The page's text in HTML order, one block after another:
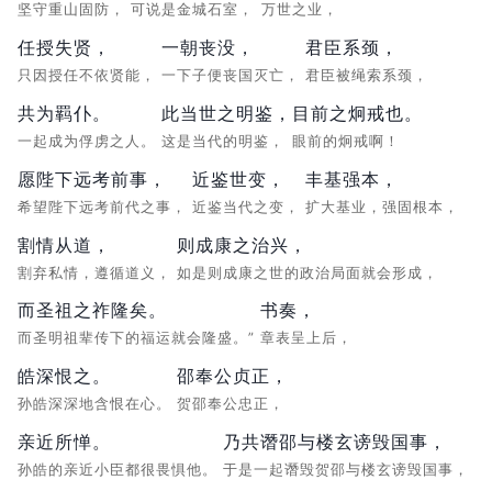
坚守重山固防， 可说是金城石室， 万世之业，
任授失贤，
只因授任不依贤能，
一朝丧没，
一下子便丧国灭亡，
君臣系颈，
君臣被绳索系颈，
共为羁仆。
一起成为俘虏之人。
此当世之明鉴，
这是当代的明鉴，
目前之炯戒也。
眼前的炯戒啊！
愿陛下远考前事，
希望陛下远考前代之事，
近鉴世变，
近鉴当代之变，
丰基强本，
扩大基业，强固根本，
割情从道，
割弃私情，遵循道义，
则成康之治兴，
如是则成康之世的政治局面就会形成，
而圣祖之祚隆矣。
而圣明祖辈传下的福运就会隆盛。”
书奏，
章表呈上后，
皓深恨之。
孙皓深深地含恨在心。
邵奉公贞正，
贺邵奉公忠正，
亲近所惮。
孙皓的亲近小臣都很畏惧他。
乃共谮邵与楼玄谤毁国事，
于是一起谮毁贺邵与楼玄谤毁国事，